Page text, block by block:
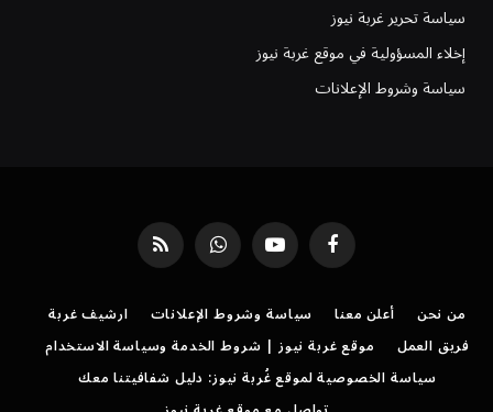
سياسة تحرير غربة نيوز
إخلاء المسؤولية في موقع غربة نيوز
سياسة وشروط الإعلانات
فيسبوك يوتيوب واتساب RSS
من نحن أعلن معنا سياسة وشروط الإعلانات
ارشيف غربة
فريق العمل
موقع غربة نيوز | شروط الخدمة وسياسة الاستخدام
سياسة الخصوصية لموقع غُربة نيوز: دليل شفافيتنا معك